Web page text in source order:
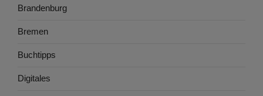
Brandenburg
Bremen
Buchtipps
Digitales